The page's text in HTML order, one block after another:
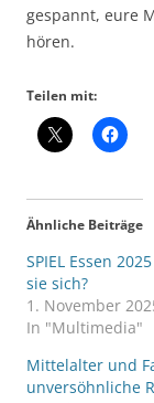
gespannt, eure
hören.
Teilen mit:
Ähnliche Beiträge
SPIEL Essen
sie sich?
1. November
In "Multimedia"
Mittelalter und
unversöhnliche